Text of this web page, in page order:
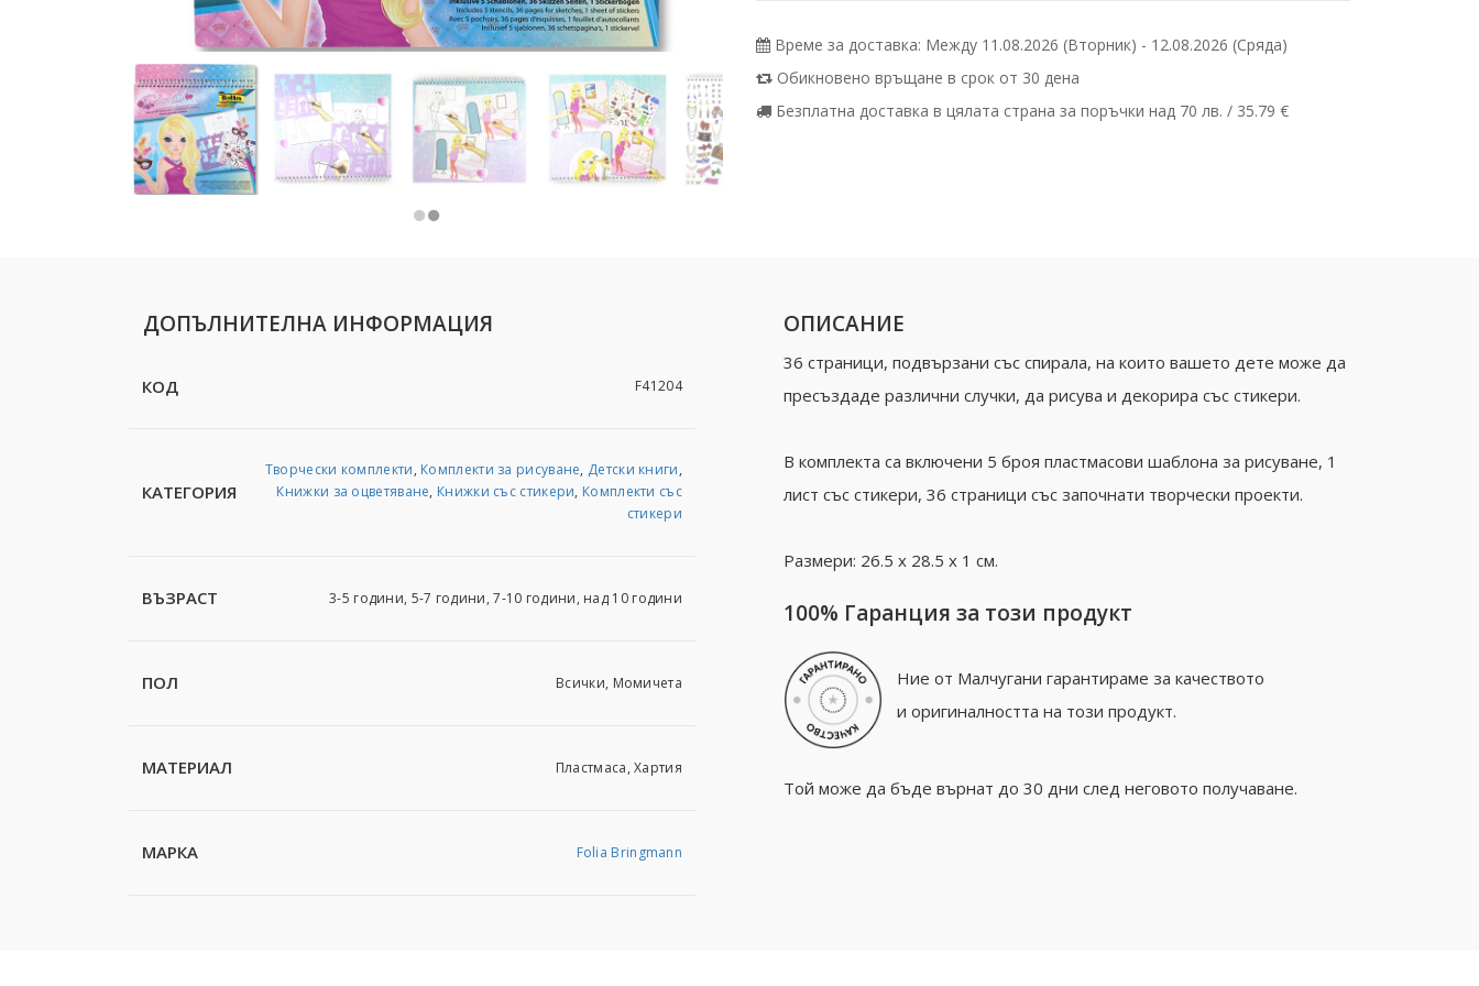
Време за доставка: Между 11.08.2026 (Вторник) - 12.08.2026 (Сряда)
Обикновено връщане в срок от 30 дена
Безплатна доставка в цялата страна за поръчки над 70 лв. / 35.79 €
ДОПЪЛНИТЕЛНА ИНФОРМАЦИЯ
КОД F41204
КАТЕГОРИЯ
Творчески комплекти, Комплекти за рисуване, Детски книги,
Книжки за оцветяване, Книжки със стикери, Комплекти със
стикери
ВЪЗРАСТ 3-5 години, 5-7 години, 7-10 години, над 10 години
ПОЛ Всички, Момичета
МАТЕРИАЛ Пластмаса, Хартия
МАРКА Folia Bringmann
ОПИСАНИЕ
36 страници, подвързани със спирала, на които вашето дете може да
пресъздаде различни случки, да рисува и декорира със стикери.
В комплекта са включени 5 броя пластмасови шаблона за рисуване, 1
лист със стикери, 36 страници със започнати творчески проекти.
Размери: 26.5 х 28.5 х 1 см.
100% Гаранция за този продукт
Ние от Малчугани гарантираме за качеството
и оригиналността на този продукт.
Той може да бъде върнат до 30 дни след неговото получаване.